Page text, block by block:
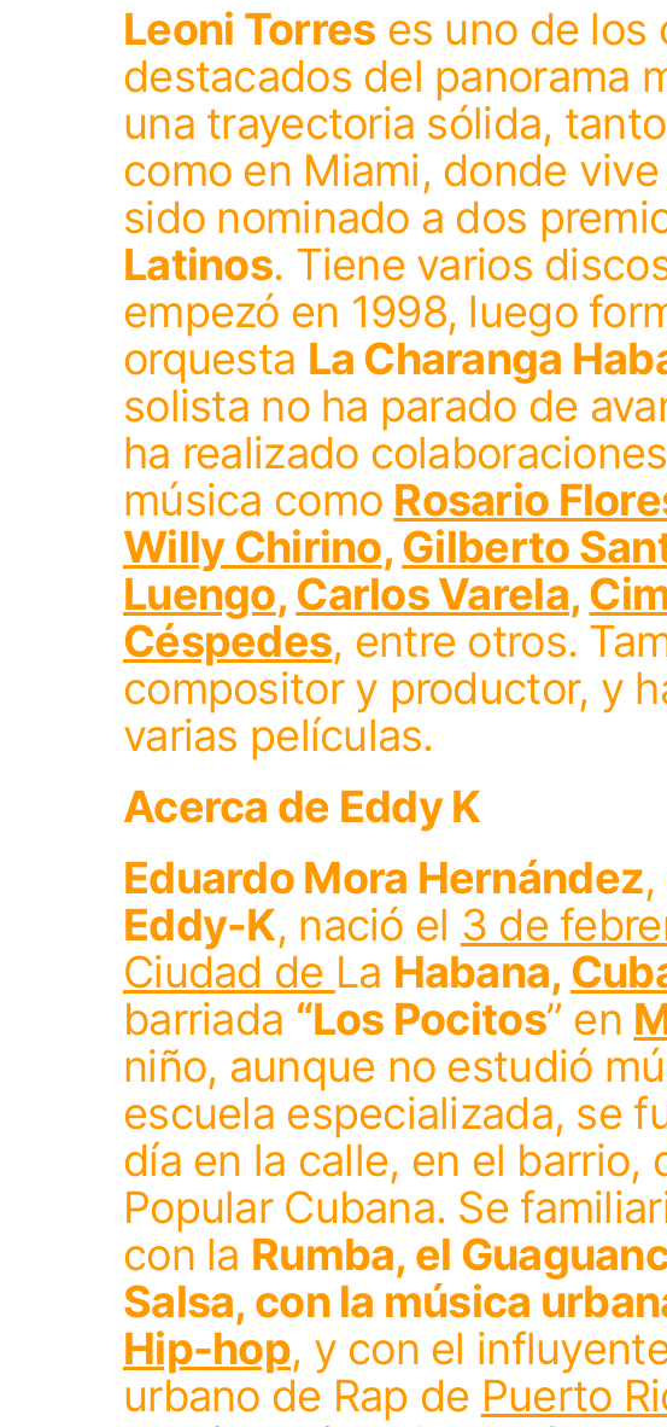
Leoni Torres es uno de los
destacados del panorama
una trayectoria sólida,
como en Miami, donde
sido nominado a dos
Latinos. Tiene varios
empezó en 1998, luego
orquesta La Charanga
solista no ha parado de
ha realizado
música como Rosario
Willy Chirino, Gilberto
Luengo, Carlos Varela,
Céspedes, entre otros.
compositor y productor, y
varias películas.
Acerca de Eddy K
Eduardo Mora Hernández
Eddy-K, nació el 3 de
Ciudad de La Habana,
barriada “Los Pocitos” en
niño, aunque no estudió
escuela especializada, se
día en la calle, en el barrio,
Popular Cubana. Se
con la Rumba, el
Salsa, con la música
Hip-hop, y con el
urbano de Rap de Puerto